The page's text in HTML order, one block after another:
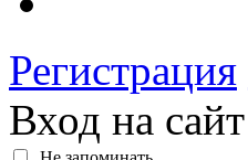
Регистрация
Вход на сайт